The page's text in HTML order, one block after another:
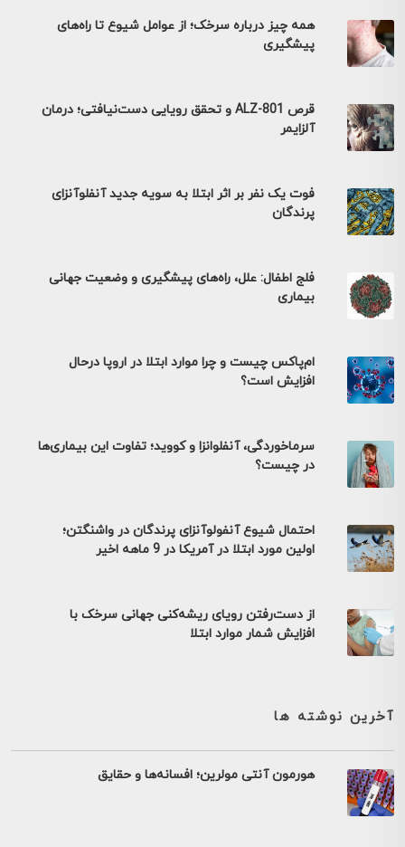
همه چیز درباره سرخک؛ از عوامل شیوع تا راه‌های
پیشگیری
قرص ALZ-801 و تحقق رویایی دست‌نیافتی؛ درمان
آلزایمر
فوت یک نفر بر اثر ابتلا به سویه جدید آنفلوآنزای
پرندگان
فلج اطفال: علل، راه‌های پیشگیری و وضعیت جهانی
بیماری
ام‌پاکس چیست و چرا موارد ابتلا در اروپا درحال
افزایش است؟
سرماخوردگی، آنفلوانزا و کووید؛ تفاوت این بیماری‌ها
در چیست؟
احتمال شیوع آنفولوآنزای پرندگان در واشنگتن؛
اولین مورد ابتلا در آمریکا در 9 ماهه اخیر
از دست‌رفتن رویای ریشه‌کنی جهانی سرخک با
افزایش شمار موارد ابتلا
آخرین نوشته ها
هورمون آنتی مولرین؛ افسانه‌ها و حقایق